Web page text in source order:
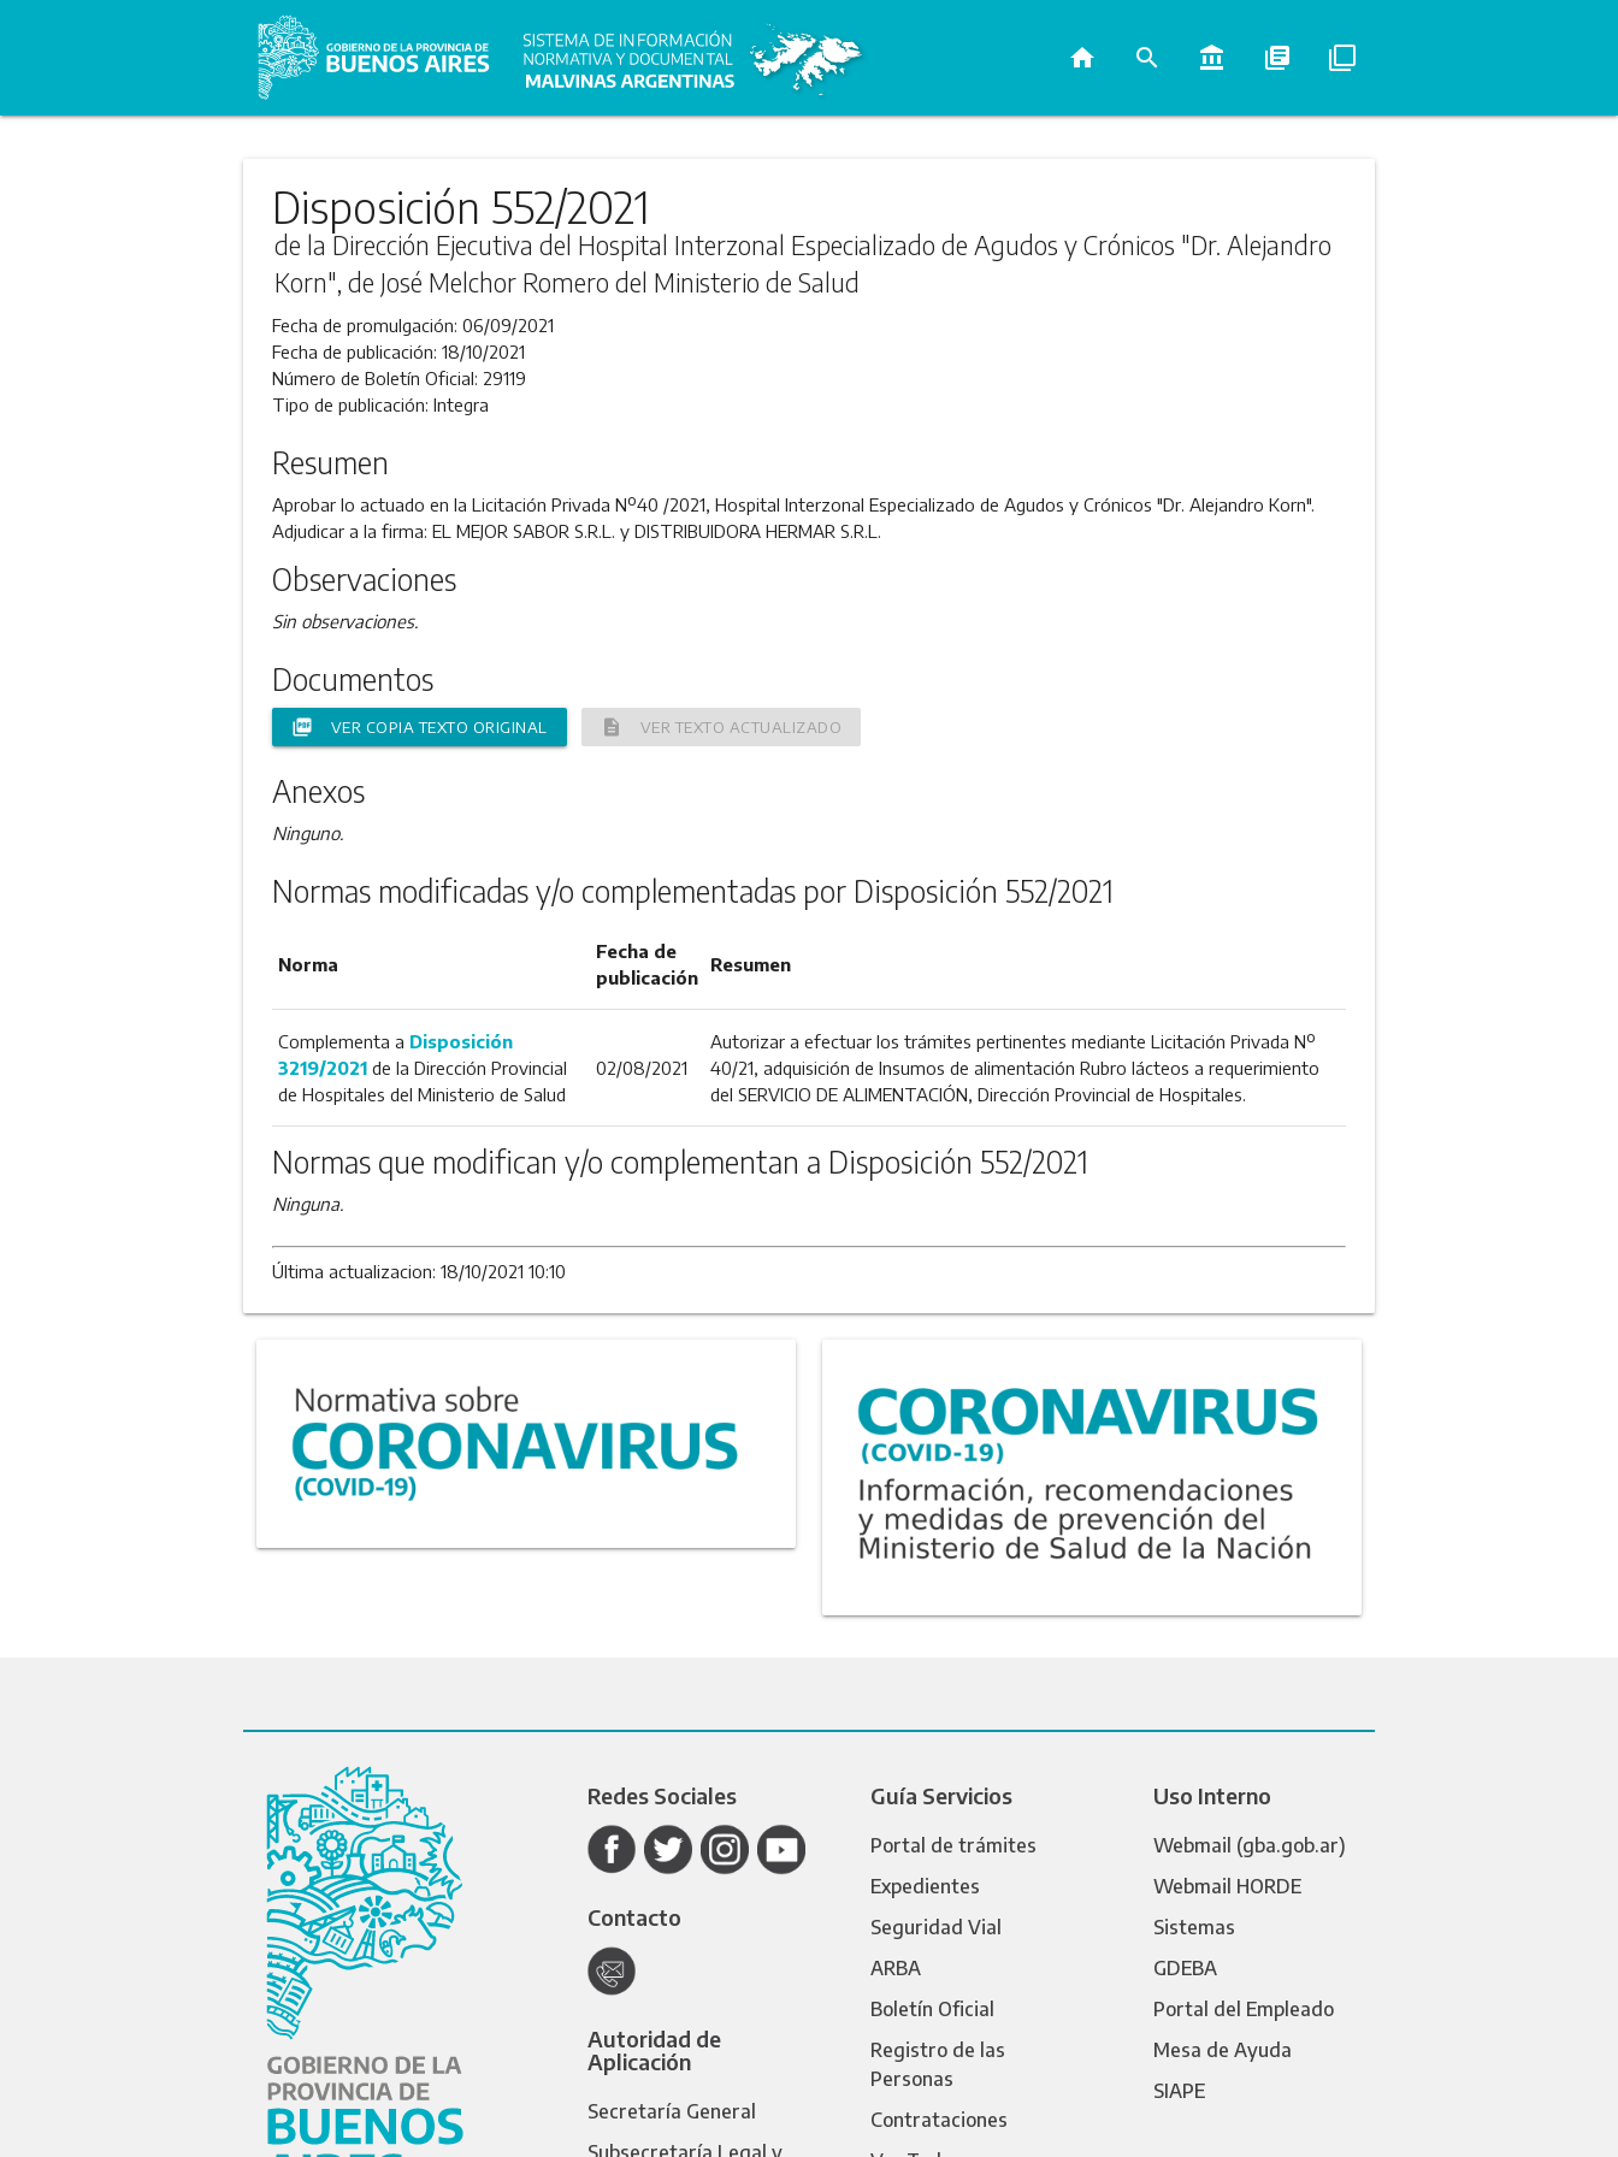
home search account_balance library_books filter_none
Disposición 552/2021
de la Dirección Ejecutiva del Hospital Interzonal Especializado de Agudos y Crónicos "Dr. Alejandro
Korn", de José Melchor Romero del Ministerio de Salud
Fecha de promulgación: 06/09/2021
Fecha de publicación: 18/10/2021
Número de Boletín Oficial: 29119
Tipo de publicación: Integra
Resumen
Aprobar lo actuado en la Licitación Privada Nº40 /2021, Hospital Interzonal Especializado de Agudos y Crónicos "Dr. Alejandro Korn".
Adjudicar a la firma: EL MEJOR SABOR S.R.L. y DISTRIBUIDORA HERMAR S.R.L.
Observaciones
Sin observaciones.
Documentos
picture_as_pdf VER COPIA TEXTO ORIGINAL description VER TEXTO ACTUALIZADO
Anexos
Ninguno.
Normas modificadas y/o complementadas por Disposición 552/2021
Norma
Fecha de
publicación
Resumen
Complementa a Disposición
3219/2021de la Dirección Provincial
de Hospitales del Ministerio de Salud
02/08/2021
Autorizar a efectuar los trámites pertinentes mediante Licitación Privada Nº
40/21, adquisición de Insumos de alimentación Rubro lácteos a requerimiento
del SERVICIO DE ALIMENTACIÓN, Dirección Provincial de Hospitales.
Normas que modifican y/o complementan a Disposición 552/2021
Ninguna.
Última actualizacion: 18/10/2021 10:10
Redes Sociales
Contacto
Autoridad de
Aplicación
Secretaría General
Subsecretaría Legal y
Guía Servicios
Portal de trámites
Expedientes
Seguridad Vial
ARBA
Boletín Oficial
Registro de las
Personas
Contrataciones
Uso Interno
Webmail (gba.gob.ar)
Webmail HORDE
Sistemas
GDEBA
Portal del Empleado
Mesa de Ayuda
SIAPE